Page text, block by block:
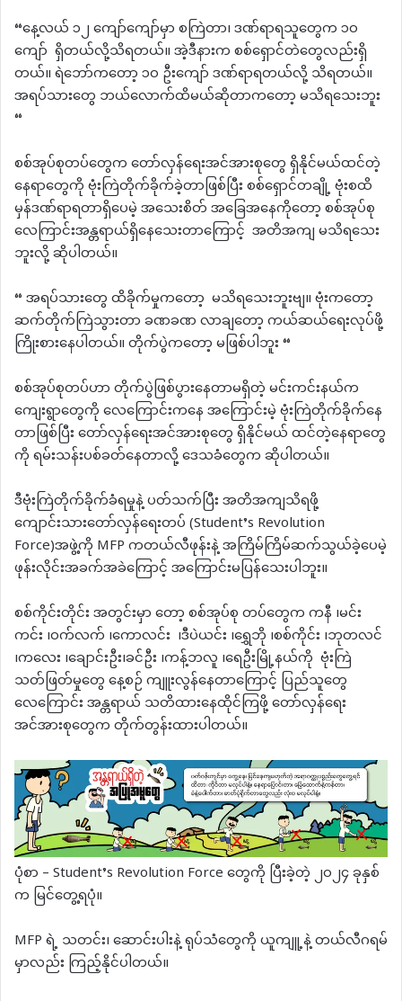
“နေ့လယ် ၁၂ ကျော်ကျော်မှာ စကြဲတာ၊ ဒဏ်ရာရသူတွေက ၁၀
‌ကျော် ရှိတယ်လို့သိရတယ်။ အဲ့ဒီနားက စစ်ရှောင်တဲတွေလည်းရှိ
တယ်။ ရဲဘော်ကတော့ ၁၀ ဦးကျော် ဒဏ်ရာရတယ်လို့ သိရတယ်။
အရပ်သားတွေ ဘယ်လောက်ထိမယ်ဆိုတာကတော့ မသိရသေးဘူး
“
စစ်အုပ်စုတပ်တွေက တော်လှန်ရေးအင်အားစုတွေ ရှိနိုင်မယ်ထင်တဲ့
နေရာတွေကို ဗုံးကြဲတိုက်ခိုက်ခဲ့တာဖြစ်ပြီး စစ်ရှောင်တချို့ ဗုံးစထိ
မှန်ဒဏ်ရာရတာရှိပေမဲ့ အသေးစိတ် အခြေအနေကိုတော့ စစ်အုပ်စု
လေကြာင်းအန္တရာယ်ရှိနေသေးတာကြောင့် အတိအကျ မသိရသေး
ဘူးလို့ ဆိုပါတယ်။
“ အရပ်သားတွေ ထိခိုက်မှုကတော့ မသိရသေးဘူးဗျ။ ဗုံးကတော့
ဆက်တိုက်ကြဲသွားတာ ခဏခဏ လာချတော့ ကယ်ဆယ်ရေးလုပ်ဖို့
ကြိုးစားနေပါတယ်။ တိုက်ပွဲကတော့ မဖြစ်ပါဘူး “
စစ်အုပ်စုတပ်ဟာ တိုက်ပွဲဖြစ်ပွားနေတာမရှိတဲ့ မင်းကင်းနယ်က
ကျေးရွာတွေကို လေကြောင်းကနေ အကြောင်းမဲ့ ဗုံးကြဲတိုက်ခိုက်နေ
တာဖြစ်ပြီး တော်လှန်ရေးအင်အားစုတွေ ရှိနိုင်မယ် ထင်တဲ့နေရာတွေ
ကို ရမ်းသန်းပစ်ခတ်နေတာလို့ ဒေသခံတွေက ဆိုပါတယ်။
ဒီဗုံးကြဲတိုက်ခိုက်ခံရမှုနဲ့ ပတ်သက်ပြီး အတိအကျသိရဖို့
ကျောင်းသားတော်လှန်ရေးတပ် (Student’s Revolution
Force)အဖွဲ့ကို MFP ကတယ်လီဖုန်းနဲ့ အကြိမ်ကြိမ်ဆက်သွယ်ခဲ့ပေမဲ့
ဖုန်းလိုင်းအခက်အခဲကြောင့် အကြောင်းမပြန်သေးပါဘူး။
စစ်ကိုင်းတိုင်း အတွင်းမှာ တော့ စစ်အုပ်စု တပ်တွေက ကနီ ၊မင်း
ကင်း ၊ဝက်လက် ၊ကောလင်း ၊ဒီပဲယင်း ၊ရွှေဘို ၊စစ်ကိုင်း ၊ဘုတလင်
၊ကလေး ၊ချောင်းဦး၊ခင်ဦး ၊ကန့်ဘလူ ၊ရေဦးမြို့နယ်ကို ဗုံးကြဲ
သတ်ဖြတ်မှုတွေ နေ့စဉ် ကျူးလွန်နေတာကြောင့် ပြည်သူတွေ
လေကြောင်း အန္တရာယ် သတိထားနေထိုင်ကြဖို့ တော်လှန်ရေး
အင်အားစုတွေက တိုက်တွန်းထားပါတယ်။
ပုံစာ – Student’s Revolution Force တွေကို ပြီးခဲ့တဲ့ ၂၀၂၄ ခုနှစ်
က မြင်တွေ့ရပုံ။
MFP ရဲ့ သတင်း၊ ဆောင်းပါးနဲ့ ရုပ်သံတွေကို ယူကျူ့နဲ့ တယ်လီဂရမ်
မှာလည်း ကြည့်နိုင်ပါတယ်။